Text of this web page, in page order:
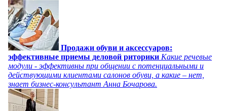
Продажи обуви и аксессуаров:
эффективные приемы деловой риторики Какие речевые
модули - эффективны при общении с потенциальными и
действующими клиентами салонов обуви, а какие – нет,
знает бизнес-консультант Анна Бочарова.